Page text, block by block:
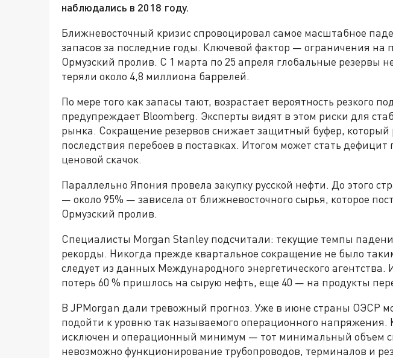
наблюдались в 2018 году.
Ближневосточный кризис спровоцировал самое масштабное
запасов за последние годы. Ключевой фактор — ограничения на
Ормузский пролив. С 1 марта по 25 апреля глобальные резервы
теряли около 4,8 миллиона баррелей.
По мере того как запасы тают, возрастает вероятность резкого
предупреждает Bloomberg. Эксперты видят в этом риски для
рынка. Сокращение резервов снижает защитный буфер,
последствия перебоев в поставках. Итогом может стать дефицит
ценовой скачок.
Параллельно Япония провела закупку русской нефти. До этого
— около 95% — зависела от ближневосточного сырья, которое
Ормузский пролив.
Специалисты Morgan Stanley подсчитали: текущие темпы
рекорды. Никогда прежде квартальное сокращение не было
следует из данных Международного энергетического агентства.
потерь 60 % пришлось на сырую нефть, еще 40 — на продукты
В JPMorgan дали тревожный прогноз. Уже в июне страны ОЭСР
подойти к уровню так называемого операционного напряжения.
исключен и операционный минимум — тот минимальный объем
невозможно функционирование трубопроводов, терминалов и